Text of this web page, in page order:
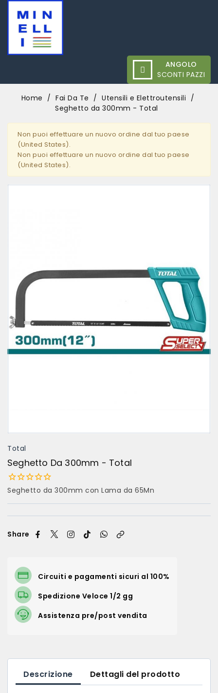
ANGOLO
SCONTI PAZZI
Home Fai Da Te
Utensili e Elettroutensili
Seghetto da 300mm - Total
Non puoi effettuare un nuovo ordine dal tuo paese
(United States).
Non puoi effettuare un nuovo ordine dal tuo paese
(United States).
Total
Seghetto Da 300mm - Total
Seghetto da 300mm con Lama da 65Mn
Share
Circuiti e pagamenti sicuri al 100%
Spedizione Veloce 1/2 gg
Assistenza pre/post vendita
Descrizione Dettagli del prodotto